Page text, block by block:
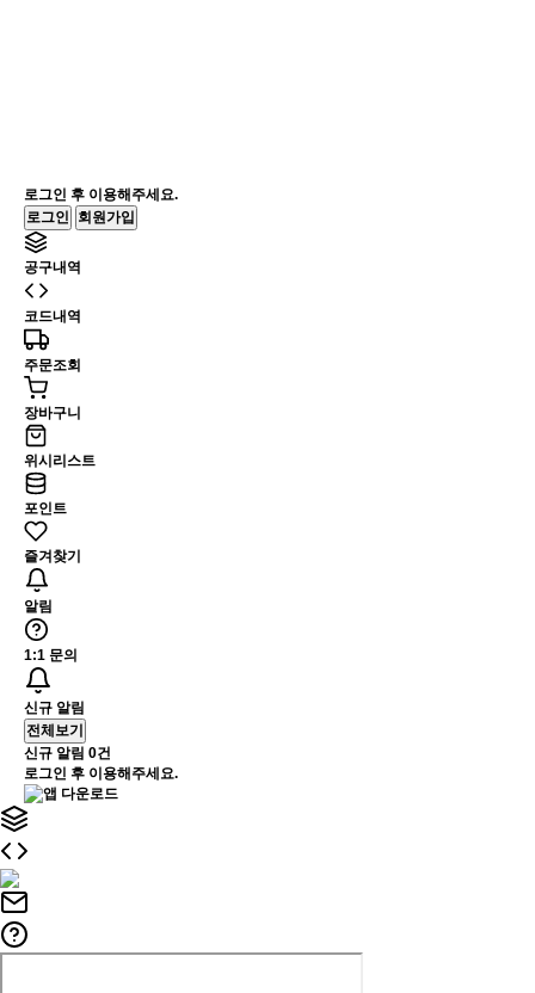
로그인 후 이용해주세요.
로그인
회원가입
공구내역
코드내역
주문조회
장바구니
위시리스트
포인트
즐겨찾기
알림
1:1 문의
신규 알림
전체보기
신규 알림 0건
로그인 후 이용해주세요.